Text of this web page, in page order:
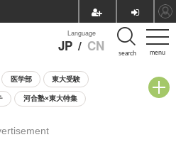
menu
Language
JP / CN search
医学部 東大受験
河合塾×東大特集
校説明会・相談会